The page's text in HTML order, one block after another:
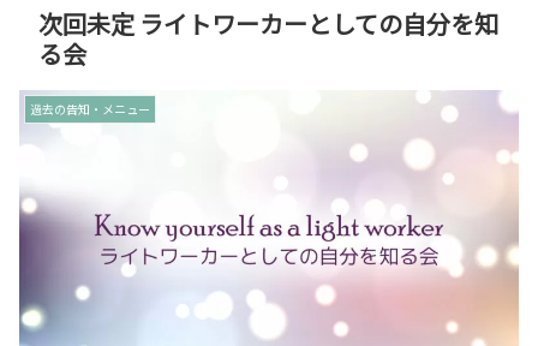
次回未定 ライトワーカーとしての自分を知
る会
過去の告知・メニュー